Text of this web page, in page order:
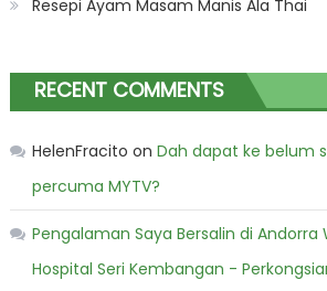
Resepi Ayam Masam Manis Ala Thai
RECENT COMMENTS
HelenFracito on Dah dapat ke belum
percuma MYTV?
Pengalaman Saya Bersalin di
Hospital Seri Kembangan -